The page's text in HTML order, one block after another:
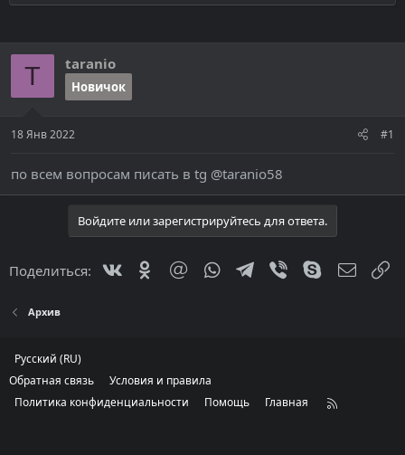
е
м
а
л
а
T taranio
Новичок
18 Янв 2022 #1
по всем вопросам писать в tg @taranio58
Войдите или зарегистрируйтесь для ответа.
Поделиться: VkontakteOdnoklassniki
Mail.ru WhatsApp
Telegram
ViberSkype
Архив
Русский (RU)
Обратная связь
Условия и правила
Политика конфиденциальности
Помощь Главная
R